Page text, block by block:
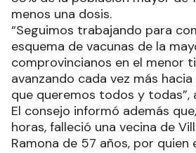
menos una dosis.
“Seguimos trabajando para
esquema de vacunas de la
comprovincianos en el menor
avanzando cada vez más
que queremos todos y todas”,
El consejo informó además
horas, falleció una vecina de
Ramona de 57 años, por quien